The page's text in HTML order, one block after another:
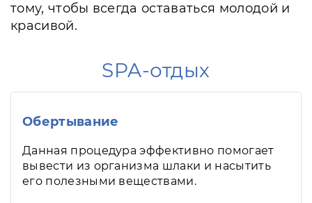
тому, чтобы всегда оставаться молодой и
красивой.
SPA-отдых
Обертывание
Данная процедура эффективно помогает
вывести из организма шлаки и насытить
его полезными веществами.